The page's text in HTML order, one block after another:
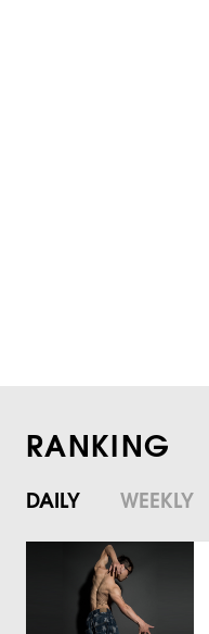
RANKING
DAILY WEEKLY